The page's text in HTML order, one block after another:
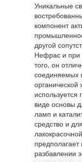
Уникальные
компонент
другой
Нефрас и при
того, он
соединяемых
используется
виде основы
ламп и
средство и
разбавлении